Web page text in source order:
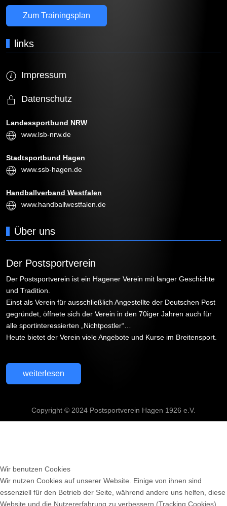
Zum Trainingsplan
links
Impressum
Datenschutz
Landessportbund NRW
www.lsb-nrw.de
Stadtsportbund Hagen
www.ssb-hagen.de
Handballverband Westfalen
www.handballwestfalen.de
Über uns
Der Postsportverein
Der Postsportverein ist ein Hagener Verein mit langer Geschichte
und Tradition.
Einst als Verein für ausschließlich Angestellte der Deutschen Post
gegründet, öffnete sich der Verein in den 70iger Jahren auch für
alle sportinteressierten „Nichtpostler“…
Heute bietet der Verein viele Angebote und Kurse im Breitensport.
weiterlesen
Copyright © 2024 Postsportverein Hagen 1926 e.V.
Wir benutzen Cookies
Wir nutzen Cookies auf unserer Website. Einige von ihnen sind
essenziell für den Betrieb der Seite, während andere uns helfen, diese
Website und die Nutzererfahrung zu verbessern (Tracking Cookies).